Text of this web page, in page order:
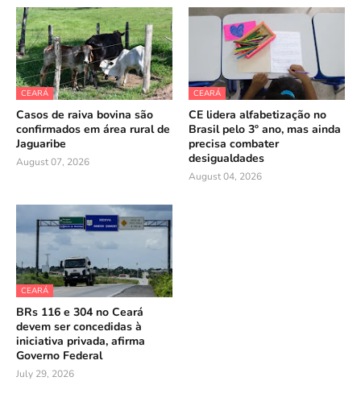
CEARÁ
Casos de raiva bovina são
confirmados em área rural de
Jaguaribe
August 07, 2026
CEARÁ
CE lidera alfabetização no
Brasil pelo 3º ano, mas ainda
precisa combater
desigualdades
August 04, 2026
CEARÁ
BRs 116 e 304 no Ceará
devem ser concedidas à
iniciativa privada, afirma
Governo Federal
July 29, 2026